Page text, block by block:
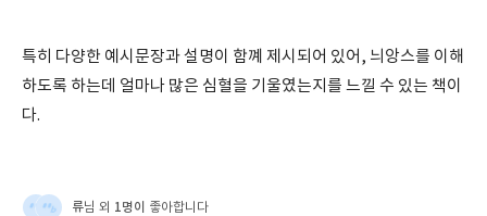
특히 다양한 예시문장과 설명이 함꼐 제시되어 있어, 늬앙스를 이해
하도록 하는데 얼마나 많은 심혈을 기울였는지를 느낄 수 있는 책이
다.
류님 외 1명이 좋아합니다